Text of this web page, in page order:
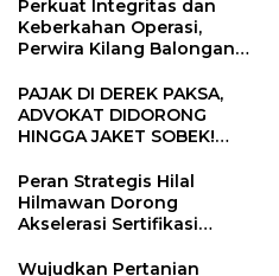
Perkuat Integritas dan
Keberkahan Operasi,
Perwira Kilang Balongan
PAJAK DI DEREK PAKSA,
ADVOKAT DIDORONG
HINGGA JAKET SOBEK!
Ngamuk Kepung Polresta
Pekanbaru!
Peran Strategis Hilal
Hilmawan Dorong
Akselerasi Sertifikasi
Entaskan Kemiskinan di
Wujudkan Pertanian